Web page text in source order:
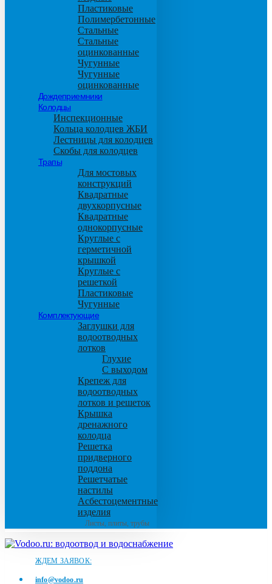
Пластиковые
Полимербетонные
Стальные
Стальные
оцинкованные
Чугунные
Чугунные
оцинкованные
Дождеприемники
Колодцы
Инспекционные
Кольца колодцев ЖБИ
Лестницы для колодцев
Скобы для колодцев
Трапы
Для мостовых
конструкций
Квадратные
двухкорпусные
Квадратные
однокорпусные
Круглые с
герметичной
крышкой
Круглые с
решеткой
Пластиковые
Чугунные
Комплектующие
Заглушки для
водоотводных
лотков
Глухие
С выходом
Крепеж для
водоотводных
лотков и решеток
Крышка
дренажного
колодца
Решетка
придверного
поддона
Решетчатые
настилы
Асбестоцементные
изделия
Листы, плиты, трубы
ЖДЕМ ЗАЯВОК:
info@vodoo.ru